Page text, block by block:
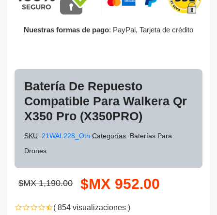
Nuestras formas de pago: PayPal, Tarjeta de crédito
Batería De Repuesto
Compatible Para Walkera Qr
X350 Pro (X350PRO)
SKU: 21WAL228_Oth Categorías: Baterías Para
Drones
$MX 1,190.00 $MX 952.00
( 854 visualizaciones )